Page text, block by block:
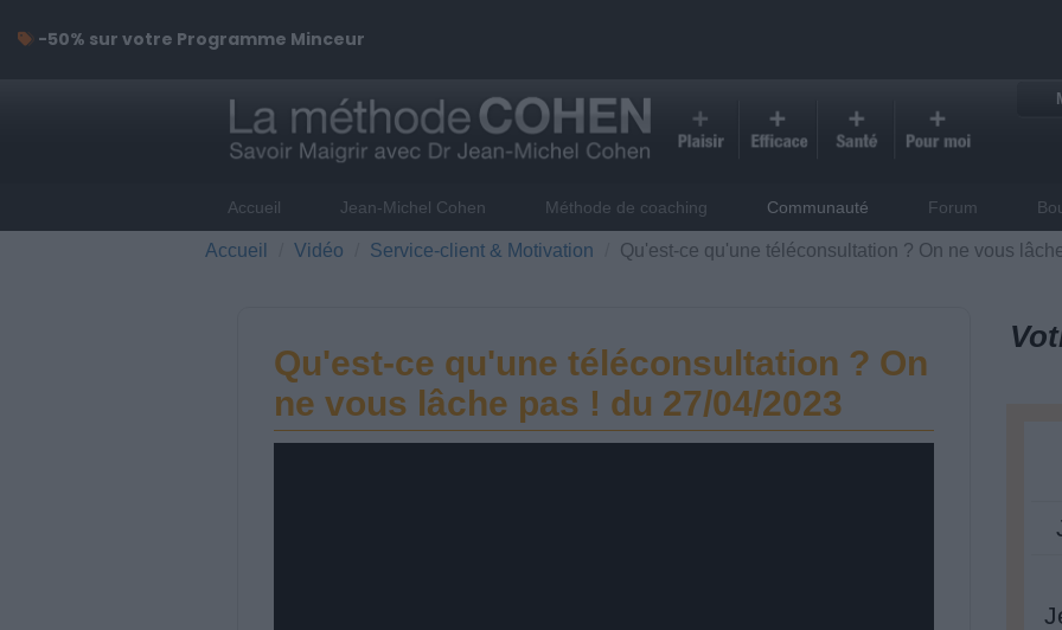
Accueil Jean-Michel Cohen Méthode de coaching Communauté Forum
Accueil Vidéo Service-client & Motivation Qu'est-ce qu'une téléconsultation ? On ne vous
Qu'est-ce qu'une téléconsultation ? On
ne vous lâche pas ! du 27/04/2023
-50% sur votre Programme Minceur